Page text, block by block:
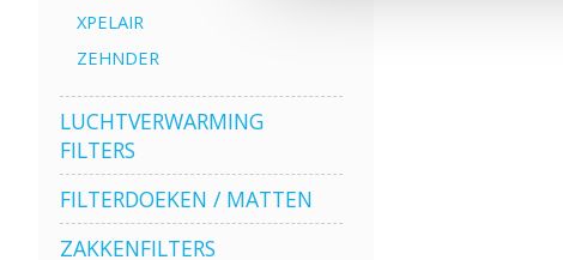
XPELAIR
ZEHNDER
LUCHTVERWARMING
FILTERS
FILTERDOEKEN / MATTEN
ZAKKENFILTERS